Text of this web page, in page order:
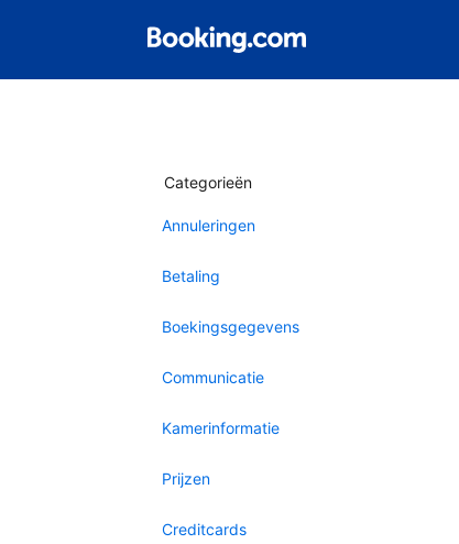
Categorieën
Annuleringen
Betaling
Boekingsgegevens
Communicatie
Kamerinformatie
Prijzen
Creditcards